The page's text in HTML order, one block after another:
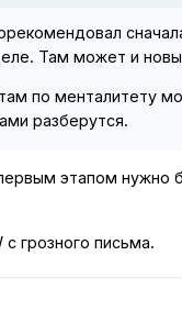
Там может и
по менталитету
разберутся.
этапом нужно
грозного письма.